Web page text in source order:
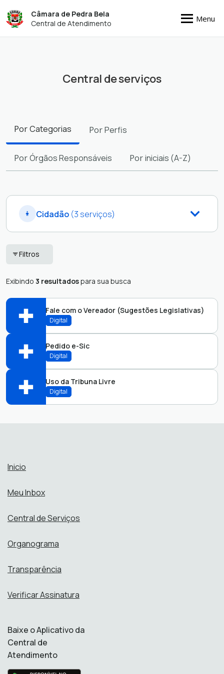
Câmara de Pedra Bela
Central de Atendimento
Menu
Central de serviços
PorCategorias PorPerfis
PorÓrgãos Responsáveis Poriniciais (A-Z)
Cidadão (3 serviços)
Filtros
Exibindo 3 resultadospara sua busca
Fale com o Vereador (Sugestões Legislativas)
Digital
Abrir online > Via protocolo 1Doc
Pedido e-Sic
Digital
DPOUV
Departamento de Ouvidoria
Uso da Tribuna Livre
Digital
Inicio
Meu Inbox
Central de Serviços
Organograma
Transparência
Verificar Assinatura
Baixe o Aplicativo da
Central de
Atendimento